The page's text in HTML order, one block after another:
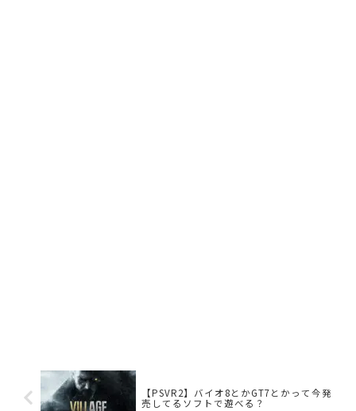
【PSVR2】バイオ8とかGT7とかって今発
売してるソフトで遊べる？